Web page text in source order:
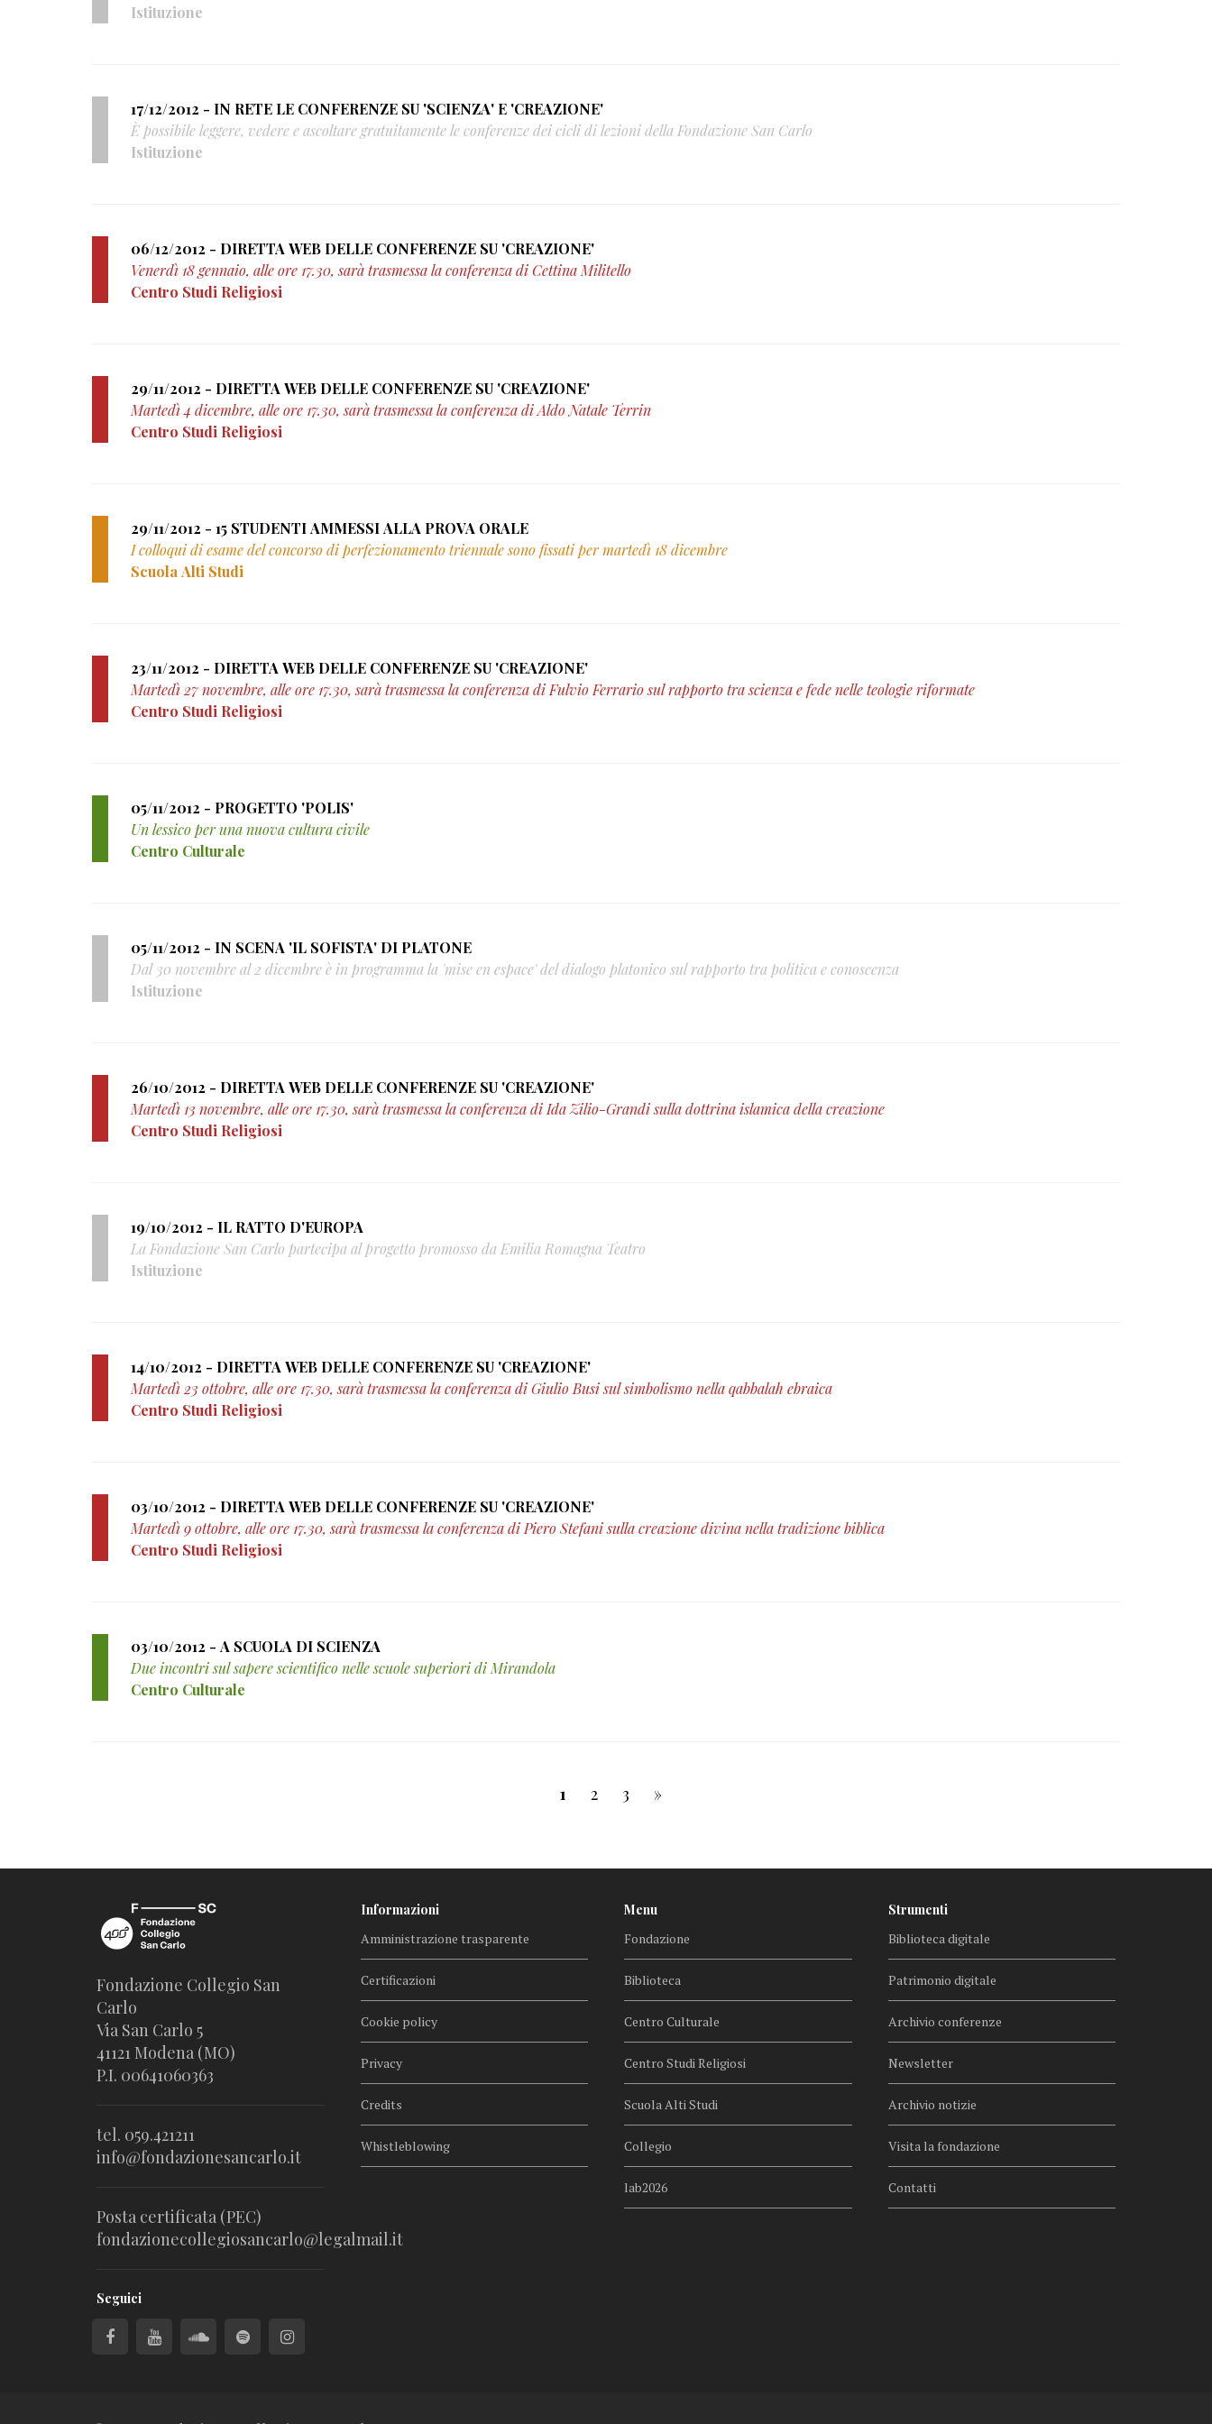
Istituzione
17/12/2012 - IN RETE LE CONFERENZE SU 'SCIENZA' E 'CREAZIONE'
È possibile leggere, vedere e ascoltare gratuitamente le conferenze dei cicli di lezioni della Fondazione San Carlo
Istituzione
06/12/2012 - DIRETTA WEB DELLE CONFERENZE SU 'CREAZIONE'
Venerdì 18 gennaio, alle ore 17.30, sarà trasmessa la conferenza di Cettina Militello
Centro Studi Religiosi
29/11/2012 - DIRETTA WEB DELLE CONFERENZE SU 'CREAZIONE'
Martedì 4 dicembre, alle ore 17.30, sarà trasmessa la conferenza di Aldo Natale Terrin
Centro Studi Religiosi
29/11/2012 - 15 STUDENTI AMMESSI ALLA PROVA ORALE
I colloqui di esame del concorso di perfezionamento triennale sono fissati per martedì 18 dicembre
Scuola Alti Studi
23/11/2012 - DIRETTA WEB DELLE CONFERENZE SU 'CREAZIONE'
Martedì 27 novembre, alle ore 17.30, sarà trasmessa la conferenza di Fulvio Ferrario sul rapporto tra scienza e fede nelle teologie riformate
Centro Studi Religiosi
05/11/2012 - PROGETTO 'POLIS'
Un lessico per una nuova cultura civile
Centro Culturale
05/11/2012 - IN SCENA 'IL SOFISTA' DI PLATONE
Dal 30 novembre al 2 dicembre è in programma la 'mise en espace' del dialogo platonico sul rapporto tra politica e conoscenza
Istituzione
26/10/2012 - DIRETTA WEB DELLE CONFERENZE SU 'CREAZIONE'
Martedì 13 novembre, alle ore 17.30, sarà trasmessa la conferenza di Ida Zilio-Grandi sulla dottrina islamica della creazione
Centro Studi Religiosi
19/10/2012 - IL RATTO D'EUROPA
La Fondazione San Carlo partecipa al progetto promosso da Emilia Romagna Teatro
Istituzione
14/10/2012 - DIRETTA WEB DELLE CONFERENZE SU 'CREAZIONE'
Martedì 23 ottobre, alle ore 17.30, sarà trasmessa la conferenza di Giulio Busi sul simbolismo nella qabbalah ebraica
Centro Studi Religiosi
03/10/2012 - DIRETTA WEB DELLE CONFERENZE SU 'CREAZIONE'
Martedì 9 ottobre, alle ore 17.30, sarà trasmessa la conferenza di Piero Stefani sulla creazione divina nella tradizione biblica
Centro Studi Religiosi
03/10/2012 - A SCUOLA DI SCIENZA
Due incontri sul sapere scientifico nelle scuole superiori di Mirandola
Centro Culturale
1 2 3 »
Fondazione Collegio San
Carlo
Via San Carlo 5
41121 Modena (MO)
P.I. 00641060363
tel. 059.421211
info@fondazionesancarlo.it
Posta certificata (PEC)
fondazionecollegiosancarlo@legalmail.it
Seguici
Informazioni
Amministrazione trasparente
Certificazioni
Cookie policy
Privacy
Credits
Whistleblowing
Menu
Fondazione
Biblioteca
Centro Culturale
Centro Studi Religiosi
Scuola Alti Studi
Collegio
lab2026
Strumenti
Biblioteca digitale
Patrimonio digitale
Archivio conferenze
Newsletter
Archivio notizie
Visita la fondazione
Contatti